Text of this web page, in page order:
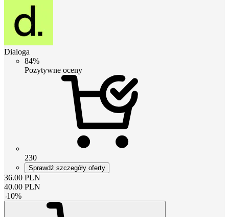
Dialoga
84%
Pozytywne oceny
230
Sprawdź szczegóły oferty
36.00 PLN
40.00 PLN
-10%